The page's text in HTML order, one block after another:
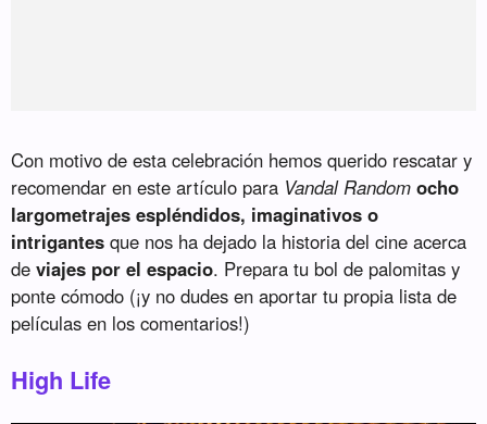
Con motivo de esta celebración hemos querido rescatar y
recomendar en este artículo para Vandal Random ocho
largometrajes espléndidos, imaginativos o
intrigantes que nos ha dejado la historia del cine acerca
deviajes por el espacio. Prepara tu bol de palomitas y
ponte cómodo (¡y no dudes en aportar tu propia lista de
películas en los comentarios!)
High Life